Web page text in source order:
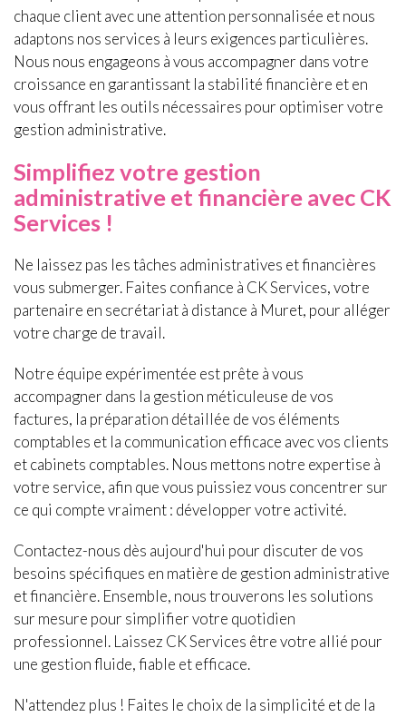
chaque client avec une attention personnalisée et nous
adaptons nos services à leurs exigences particulières.
Nous nous engageons à vous accompagner dans votre
croissance en garantissant la stabilité financière et en
vous offrant les outils nécessaires pour optimiser votre
gestion administrative.
Simplifiez votre gestion
administrative et financière avec CK
Services !
Ne laissez pas les tâches administratives et financières
vous submerger. Faites confiance à CK Services, votre
partenaire en secrétariat à distance à Muret, pour alléger
votre charge de travail.
Notre équipe expérimentée est prête à vous
accompagner dans la gestion méticuleuse de vos
factures, la préparation détaillée de vos éléments
comptables et la communication efficace avec vos clients
et cabinets comptables. Nous mettons notre expertise à
votre service, afin que vous puissiez vous concentrer sur
ce qui compte vraiment : développer votre activité.
Contactez-nous dès aujourd'hui pour discuter de vos
besoins spécifiques en matière de gestion administrative
et financière. Ensemble, nous trouverons les solutions
sur mesure pour simplifier votre quotidien
professionnel. Laissez CK Services être votre allié pour
une gestion fluide, fiable et efficace.
N'attendez plus ! Faites le choix de la simplicité et de la